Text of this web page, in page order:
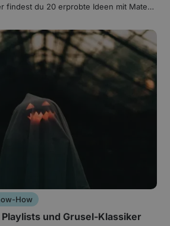
findest du 20 erprobte Ideen mit Materia
How
und Grusel-Klassiker